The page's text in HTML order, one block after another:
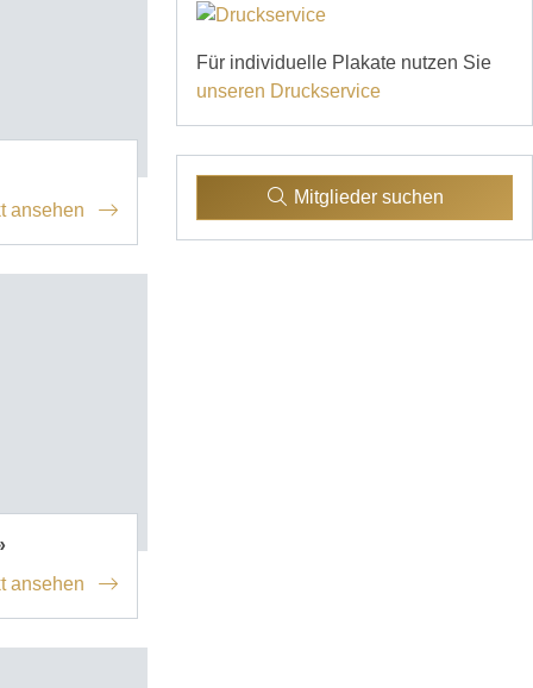
ansehen
ansehen
Für individuelle Plakate nutzen Sie
unseren Druckservice
Mitglieder suchen